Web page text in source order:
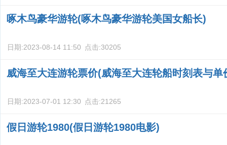
啄木鸟豪华游轮(啄木鸟豪华游轮美国女船长)
日期:2023-08-14 11:50 点击:30205
威海至大连游轮票价(威海至大连轮船时刻表与单
日期:2023-07-01 12:30 点击:21265
假日游轮1980(假日游轮1980电影)